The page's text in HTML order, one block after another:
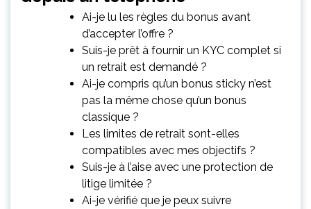
Ai-je lu les règles du bonus avant
d’accepter l’offre ?
Suis-je prêt à fournir un KYC complet si
un retrait est demandé ?
Ai-je compris qu’un bonus sticky n’est
pas la même chose qu’un bonus
classique ?
Les limites de retrait sont-elles
compatibles avec mes objectifs ?
Suis-je à l’aise avec une protection de
litige limitée ?
Ai-je vérifié que je peux suivre